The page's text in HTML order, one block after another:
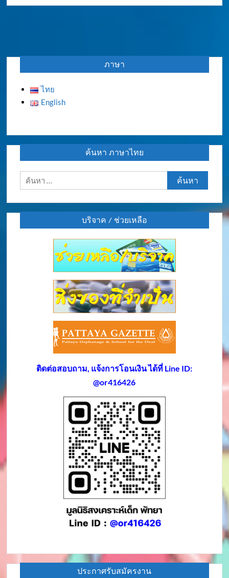
ภาษา
ไทย
English
ค้นหา ภาษาไทย
ค้นหา
สำหรับ:
บริจาค / ช่วยเหลือ
ติดต่อสอบถาม, แจ้งการโอนเงิน ได้ที่ Line ID:
@or416426
ประกาศรับสมัครงาน